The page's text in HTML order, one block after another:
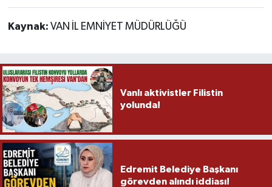
Kaynak: VAN İL EMNİYET MÜDÜRLÜĞÜ
Vanlı aktivistler Filistin
yolunda!
Edremit Belediye Başkanı
görevden alındı iddiası!